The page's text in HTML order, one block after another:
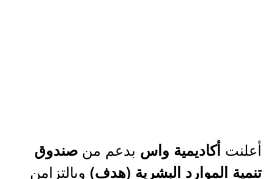
أعلنت أكاديمية واس بدعم من صندوق
تنمية الموارد البشرية (هدف) وبالتزامن